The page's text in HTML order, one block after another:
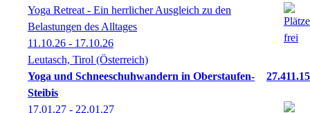
Yoga Retreat - Ein herrlicher Ausgleich zu den
Belastungen des Alltages
11.10.26 - 17.10.26
Leutasch, Tirol (Österreich)
Yoga und Schneeschuhwandern in Oberstaufen-
Steibis
27.411.15
17.01.27 - 22.01.27